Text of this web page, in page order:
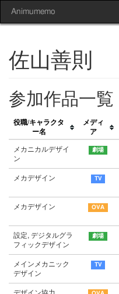
Animumemo
佐山善則
参加作品一覧
役職/キャラクタ
ー名
メディ
ア
メカニカルデザイ
ン
メカデザイン
メカデザイン
設定, デジタルグラ
フィックデザイン
メインメカニック
デザイン